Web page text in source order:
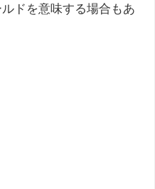
ドを意味する場合もあ